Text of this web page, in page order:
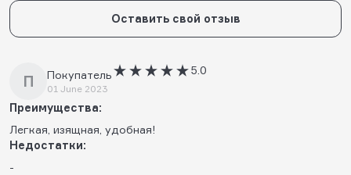
Оставить свой отзыв
П Покупатель
01 June 2023
5.0
Преимущества:
Легкая, изящная, удобная!
Недостатки:
-